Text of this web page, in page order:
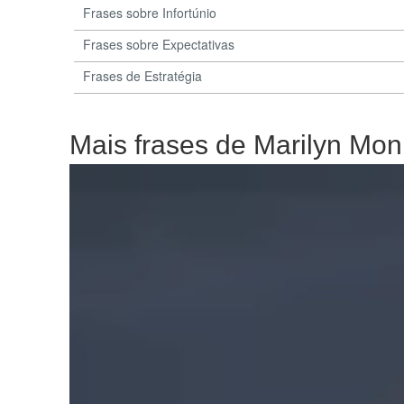
Frases sobre Infortúnio
Frases sobre Expectativas
Frases de Estratégia
Mais frases de Marilyn